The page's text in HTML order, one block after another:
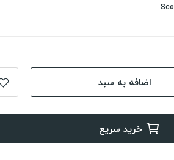
اضافه به سبد
خرید سریع